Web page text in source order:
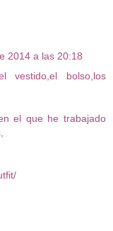
2014 a las 20:18
vestido,el bolso,los
el que he trabajado